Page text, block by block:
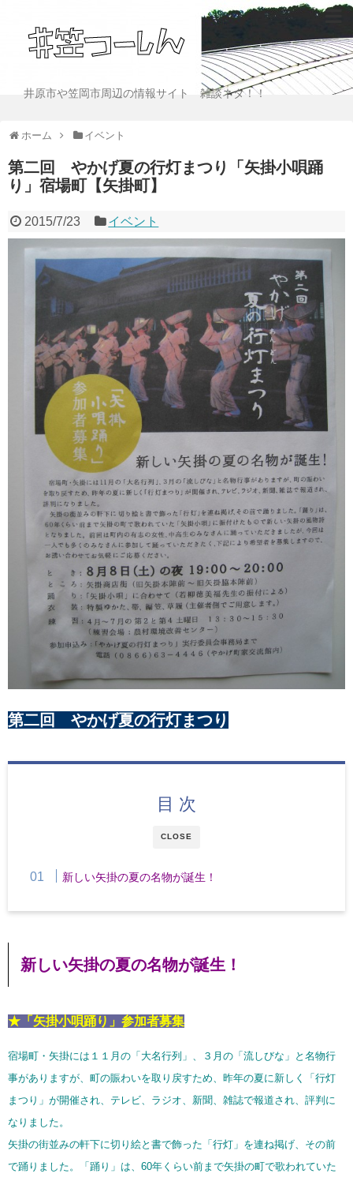
井原市や笠岡市周辺の情報サイト 雑談ネタ！！
ホーム イベント
第二回 やかげ夏の行灯まつり「矢掛小唄踊
り」宿場町【矢掛町】
2015/7/23 イベント
第二回 やかげ夏の行灯まつり
CLOSE
目 次
新しい矢掛の夏の名物が誕生！
新しい矢掛の夏の名物が誕生！
★「矢掛小唄踊り」参加者募集
宿場町・矢掛には１１月の「大名行列」、３月の「流しびな」と名物行
事がありますが、町の賑わいを取り戻すため、昨年の夏に新しく「行灯
まつり」が開催され、テレビ、ラジオ、新聞、雑誌で報道され、評判に
なりました。
矢掛の街並みの軒下に切り絵と書で飾った「行灯」を連ね掲げ、その前
で踊りました。「踊り」は、60年くらい前まで矢掛の町で歌われていた